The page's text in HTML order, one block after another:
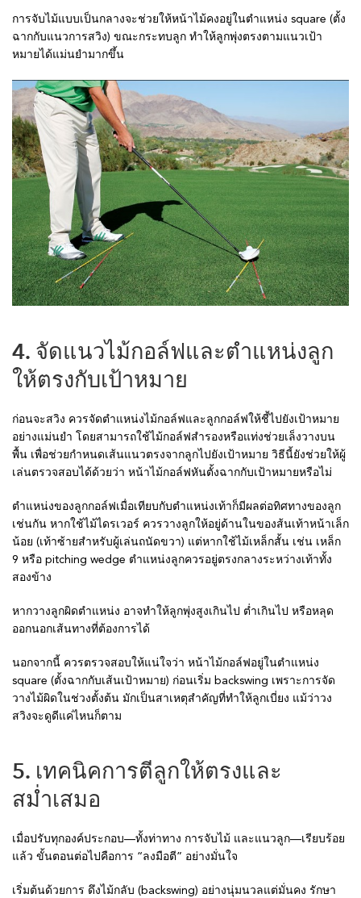
การจับไม้แบบเป็นกลางจะช่วยให้หน้าไม้คงอยู่ในตำแหน่ง square (ตั้ง
ฉากกับแนวการสวิง) ขณะกระทบลูก ทำให้ลูกพุ่งตรงตามแนวเป้า
หมายได้แม่นยำมากขึ้น
4. จัดแนวไม้กอล์ฟและตำแหน่งลูก
ให้ตรงกับเป้าหมาย
ก่อนจะสวิง ควรจัดตำแหน่งไม้กอล์ฟและลูกกอล์ฟให้ชี้ไปยังเป้าหมาย
อย่างแม่นยำ โดยสามารถใช้ไม้กอล์ฟสำรองหรือแท่งช่วยเล็งวางบน
พื้น เพื่อช่วยกำหนดเส้นแนวตรงจากลูกไปยังเป้าหมาย วิธีนี้ยังช่วยให้ผู้
เล่นตรวจสอบได้ด้วยว่า หน้าไม้กอล์ฟหันตั้งฉากกับเป้าหมายหรือไม่
ตำแหน่งของลูกกอล์ฟเมื่อเทียบกับตำแหน่งเท้าก็มีผลต่อทิศทางของลูก
เช่นกัน หากใช้ไม้ไดรเวอร์ ควรวางลูกให้อยู่ด้านในของส้นเท้าหน้าเล็ก
น้อย (เท้าซ้ายสำหรับผู้เล่นถนัดขวา) แต่หากใช้ไม้เหล็กสั้น เช่น เหล็ก
9 หรือ pitching wedge ตำแหน่งลูกควรอยู่ตรงกลางระหว่างเท้าทั้ง
สองข้าง
หากวางลูกผิดตำแหน่ง อาจทำให้ลูกพุ่งสูงเกินไป ต่ำเกินไป หรือหลุด
ออกนอกเส้นทางที่ต้องการได้
นอกจากนี้ ควรตรวจสอบให้แน่ใจว่า หน้าไม้กอล์ฟอยู่ในตำแหน่ง
square (ตั้งฉากกับเส้นเป้าหมาย) ก่อนเริ่ม backswing เพราะการจัด
วางไม้ผิดในช่วงตั้งต้น มักเป็นสาเหตุสำคัญที่ทำให้ลูกเบี่ยง แม้ว่าวง
สวิงจะดูดีแค่ไหนก็ตาม
5. เทคนิคการตีลูกให้ตรงและ
สม่ำเสมอ
เมื่อปรับทุกองค์ประกอบ—ทั้งท่าทาง การจับไม้ และแนวลูก—เรียบร้อย
แล้ว ขั้นตอนต่อไปคือการ “ลงมือตี” อย่างมั่นใจ
เริ่มต้นด้วยการ ดึงไม้กลับ (backswing) อย่างนุ่มนวลแต่มั่นคง รักษา